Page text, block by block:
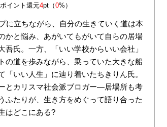
ント還元4pt（0%）
に立ちながら、自分の生きていく道は本
かと悩み、あがいてもがいて自らの居場
吾氏。一方、「いい学校からいい会社」
の道を歩みながら、乗っていた大きな船
「いい人生」に辿り着いたちきりん氏。
とカリスマ社会派ブロガー―居場所も考
ふたりが、生き方をめぐって語り合った
はどこにある?